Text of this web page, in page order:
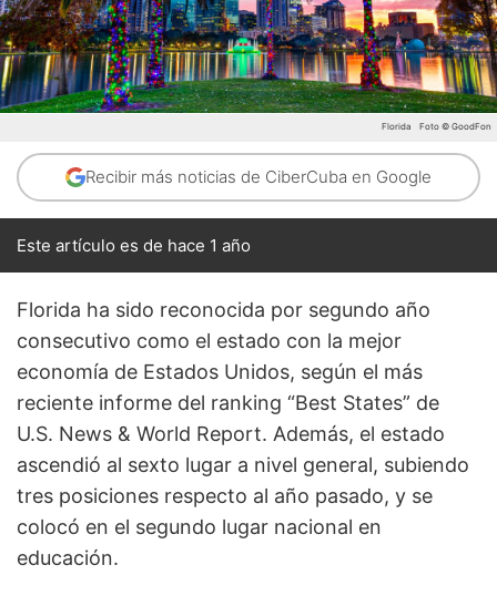
Florida Foto © GoodFon
Recibir más noticias de CiberCuba en Google
Este artículo es de hace 1 año
Florida ha sido reconocida por segundo año
consecutivo como el estado con la mejor
economía de Estados Unidos, según el más
reciente informe del ranking “Best States” de
U.S. News & World Report. Además, el estado
ascendió al sexto lugar a nivel general, subiendo
tres posiciones respecto al año pasado, y se
colocó en el segundo lugar nacional en
educación.